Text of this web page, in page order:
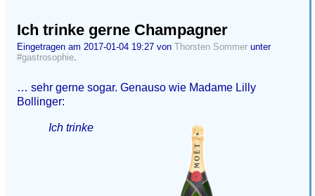
Ich trinke gerne Champagner
Eingetragen am 2017-01-04 19:27 von Thorsten Sommer unter
#gastrosophie.
… sehr gerne sogar. Genauso wie Madame Lilly
Bollinger:
Ich trinke